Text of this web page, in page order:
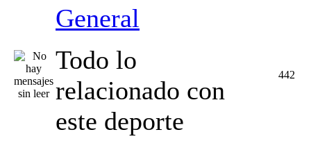
General
Todo lo
relacionado con
este deporte
442